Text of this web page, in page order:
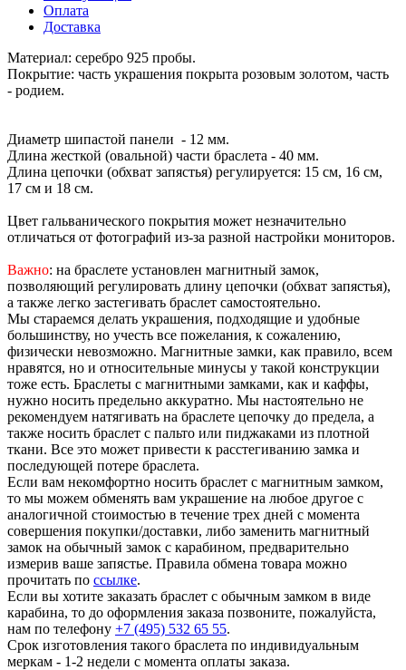
Оплата
Доставка
Материал: серебро 925 пробы.
Покрытие: часть украшения покрыта розовым золотом, часть
- родием.
Диаметр шипастой панели - 12 мм.
Длина жесткой (овальной) части браслета - 40 мм.
Длина цепочки (обхват запястья) регулируется: 15 см, 16 см,
17 см и 18 см.
Цвет гальванического покрытия может незначительно
отличаться от фотографий из-за разной настройки мониторов.
Важно: на браслете установлен магнитный замок,
позволяющий регулировать длину цепочки (обхват запястья),
а также легко застегивать браслет самостоятельно.
Мы стараемся делать украшения, подходящие и удобные
большинству, но учесть все пожелания, к сожалению,
физически невозможно. Магнитные замки, как правило, всем
нравятся, но и относительные минусы у такой конструкции
тоже есть. Браслеты с магнитными замками, как и каффы,
нужно носить предельно аккуратно. Мы настоятельно не
рекомендуем натягивать на браслете цепочку до предела, а
также носить браслет с пальто или пиджаками из плотной
ткани. Все это может привести к расстегиванию замка и
последующей потере браслета.
Если вам некомфортно носить браслет с магнитным замком,
то мы можем обменять вам украшение на любое другое с
аналогичной стоимостью в течение трех дней с момента
совершения покупки/доставки, либо заменить магнитный
замок на обычный замок с карабином, предварительно
измерив ваше запястье. Правила обмена товара можно
прочитать по ссылке.
Если вы хотите заказать браслет с обычным замком в виде
карабина, то до оформления заказа позвоните, пожалуйста,
нам по телефону +7 (495) 532 65 55.
Срок изготовления такого браслета по индивидуальным
меркам - 1-2 недели с момента оплаты заказа.